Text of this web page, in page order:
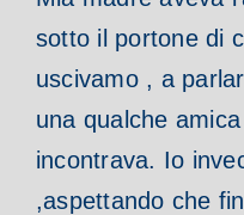
sotto il portone di
uscivamo , a
una qualche
incontrava. Io
,aspettando che